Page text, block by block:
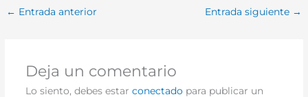
← Entrada anterior Entrada siguiente →
Deja un comentario
Lo siento, debes estar conectadopara publicar un